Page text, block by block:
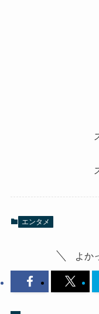
エンタメ
よか